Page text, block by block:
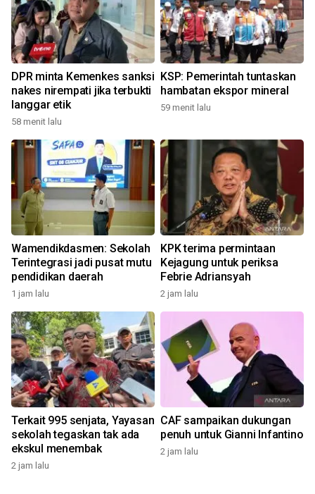
DPR minta Kemenkes sanksi
nakes nirempati jika terbukti
langgar etik
58 menit lalu
KSP: Pemerintah tuntaskan
hambatan ekspor mineral
59 menit lalu
Wamendikdasmen: Sekolah
Terintegrasi jadi pusat mutu
pendidikan daerah
1 jam lalu
KPK terima permintaan
Kejagung untuk periksa
Febrie Adriansyah
2 jam lalu
Terkait 995 senjata, Yayasan
sekolah tegaskan tak ada
ekskul menembak
2 jam lalu
CAF sampaikan dukungan
penuh untuk Gianni Infantino
2 jam lalu